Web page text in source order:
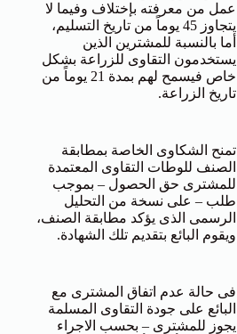
عمل من معرفته بإختلاف وفيما لا
يتجاوز 45 يوماً من تاريخ التسليم،
أما بالنسبة للمشترين الذين
يستخدمون التقاوى للزراعة بشكل
خاص فيسمح لهم بمدة 21 يوماً من
تاريخ الزراعة.
تمنح الشكاوى الخاصة بمطابقة
الصنف للوطات التقاوى المعتمدة
للمشترى حق الحصول – بموجب
طلب – على نسخة من التحليل
الرسمى الذى يؤكد مطابقة الصنف،
ويقوم البائع بتقديم تلك الشهادة.
فى حالة عدم اتفاق المشترى مع
البائع على جودة التقاوى المسلمة
يجوز للمشترى – بحسب الاجراء